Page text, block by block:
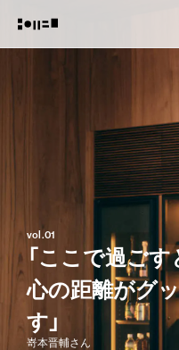
vol.01
「ここで過ご
心の距離がグ
す」
嵜本晋輔さん